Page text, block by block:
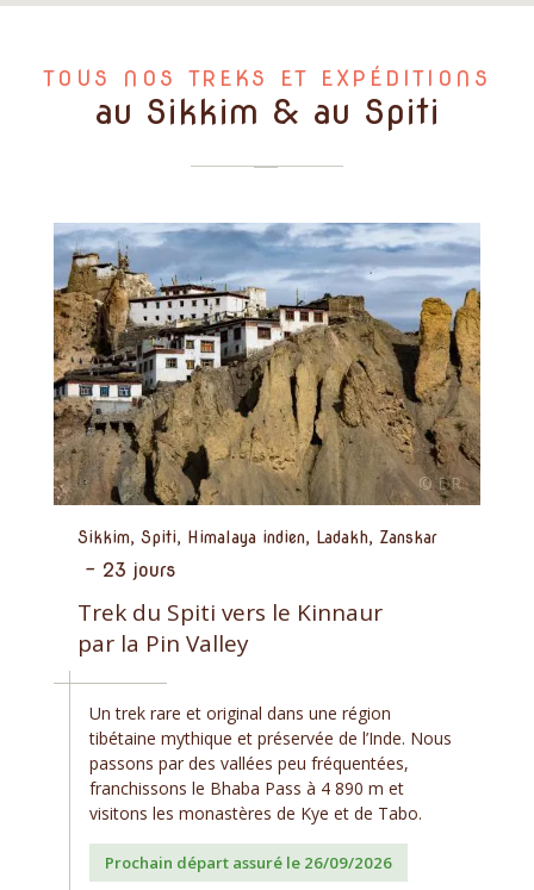
TOUS NOS TREKS ET EXPÉDITIONS
au Sikkim & au Spiti
Sikkim, Spiti, Himalaya indien, Ladakh, Zanskar
- 23 jours
Trek du Spiti vers le Kinnaur
par la Pin Valley
Un trek rare et original dans une région
tibétaine mythique et préservée de l’Inde. Nous
passons par des vallées peu fréquentées,
franchissons le Bhaba Pass à 4 890 m et
visitons les monastères de Kye et de Tabo.
Prochain départ assuré le 26/09/2026